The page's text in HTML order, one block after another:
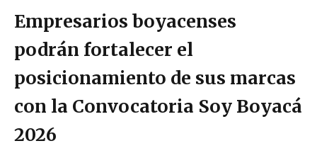
Empresarios boyacenses
podrán fortalecer el
posicionamiento de sus marcas
con la Convocatoria Soy Boyacá
2026